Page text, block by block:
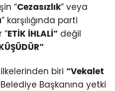
“Cezasızlık” veya
” karşılığında parti
“ETİK İHLALİ” değil
biri “Vekalet
Başkanına yetki